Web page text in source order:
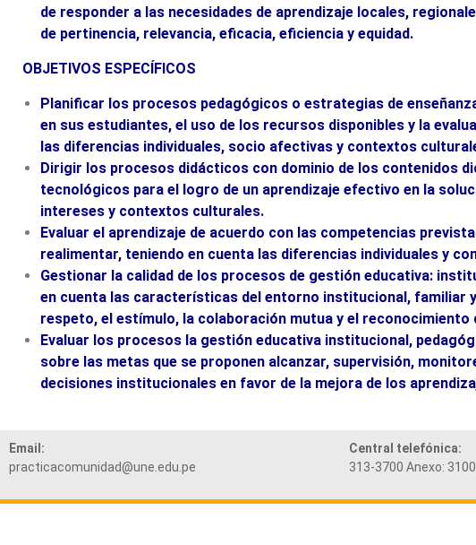
de responder a las necesidades de aprendizaje locales,
de pertinencia, relevancia, eficacia, eficiencia y equidad.
OBJETIVOS ESPECÍFICOS
Planificar los procesos pedagógicos o estrategias de
en sus estudiantes, el uso de los recursos disponibles y la
las diferencias individuales, socio afectivas y contextos
Dirigir los procesos didácticos con dominio de los contenidos
tecnológicos para el logro de un aprendizaje efectivo en la
intereses y contextos culturales.
Evaluar el aprendizaje de acuerdo con las competencias
realimentar, teniendo en cuenta las diferencias individuales y
Gestionar la calidad de los procesos de gestión educativa:
en cuenta las características del entorno institucional, familiar
respeto, el estímulo, la colaboración mutua y el reconocimiento
Evaluar los procesos la gestión educativa institucional,
sobre las metas que se proponen alcanzar, supervisión,
decisiones institucionales en favor de la mejora de los
Email:
practicacomunidad@une.edu.pe
Central telefónica:
313-3700 Anexo: 3100